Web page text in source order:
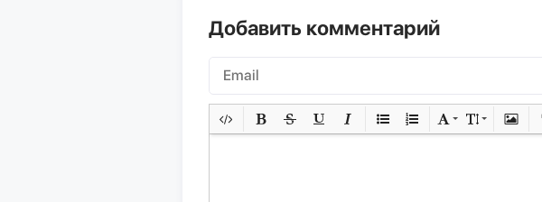
Добавить комментарий